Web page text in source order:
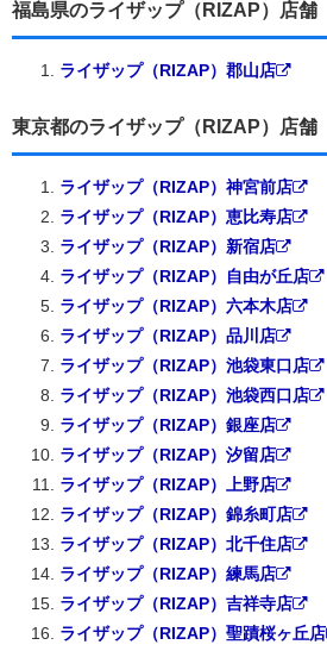
福島県のライザップ（RIZAP）店舗
ライザップ（RIZAP）郡山店
東京都のライザップ（RIZAP）店舗
ライザップ（RIZAP）神宮前店
ライザップ（RIZAP）恵比寿店
ライザップ（RIZAP）新宿店
ライザップ（RIZAP）自由が丘店
ライザップ（RIZAP）六本木店
ライザップ（RIZAP）品川店
ライザップ（RIZAP）池袋東口店
ライザップ（RIZAP）池袋西口店
ライザップ（RIZAP）銀座店
ライザップ（RIZAP）汐留店
ライザップ（RIZAP）上野店
ライザップ（RIZAP）錦糸町店
ライザップ（RIZAP）北千住店
ライザップ（RIZAP）練馬店
ライザップ（RIZAP）吉祥寺店
ライザップ（RIZAP）聖蹟桜ヶ丘店